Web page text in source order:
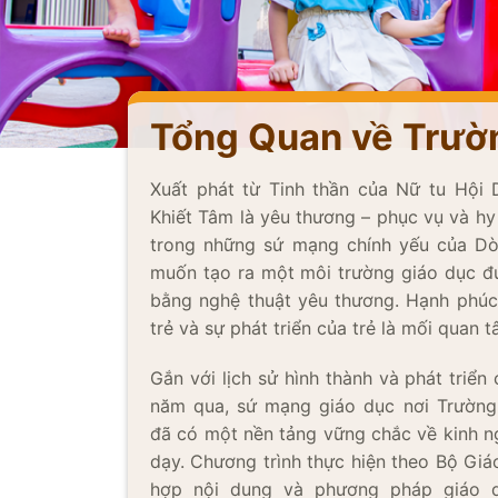
Tổng Quan về
Xuất phát từ Tinh thần của Nữ tu Hội
Khiết Tâm là yêu thương – phục vụ và
trong những sứ mạng chính yếu của
muốn tạo ra một môi trường giáo dục
bằng nghệ thuật yêu thương. Hạnh
trẻ và sự phát triển của trẻ là mối quan
Gắn với lịch sử hình thành và phát triển
năm qua, sứ mạng giáo dục nơi
đã có một nền tảng vững chắc về kinh
dạy. Chương trình thực hiện theo Bộ
hợp nội dung và phương pháp giáo